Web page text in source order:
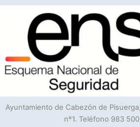
Ayuntamiento de Cabezón de
nº1. Teléfono 983